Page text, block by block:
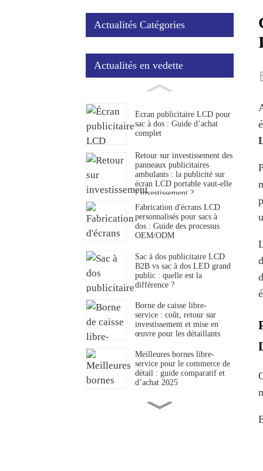
Actualités Catégories
Actualités en vedette
Écran publicitaire LCD pour
sac à dos : Guide d’achat
complet
Retour sur investissement des
panneaux publicitaires
ambulants : la publicité sur
écran LCD portable vaut-elle
l’investissement ?
Fabrication d'écrans LCD
personnalisés pour sacs à
dos : Guide des processus
OEM/ODM
Sac à dos publicitaire LCD
B2B vs sac à dos LED grand
public : quelle est la
différence ?
Borne de caisse libre-
service : coût, retour sur
investissement et mise en
œuvre pour les détaillants
Meilleures bornes libre-
service pour le commerce de
détail : guide comparatif et
d’achat 2025
Qu’est-ce qu’un menu
numérique pour service au